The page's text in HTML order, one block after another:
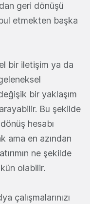
geri dönüşü
etmekten başka
bir iletişim ya da
bir yaklaşım
Bu şekilde
hesabı
ama en azından
ne şekilde
olabilir.
çalışmalarınızı